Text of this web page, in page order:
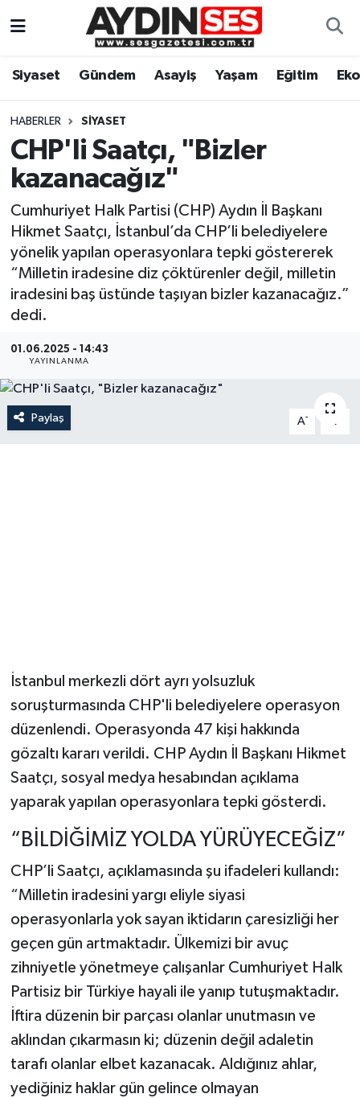
Siyaset Gündem Asayiş Yaşam Eğitim
HABERLER SIYASET
CHP'li Saatçı, "Bizler
kazanacağız"
Cumhuriyet Halk Partisi (CHP) Aydın İl Başkanı
Hikmet Saatçı, İstanbul’da CHP’li belediyelere
yönelik yapılan operasyonlara tepki göstererek
“Milletin iradesine diz çöktürenler değil, milletin
iradesini baş üstünde taşıyan bizler kazanacağız.”
dedi.
01.06.2025 - 14:43
YAYINLANMA
Paylaş A-
İstanbul merkezli dört ayrı yolsuzluk
soruşturmasında CHP'li belediyelere operasyon
düzenlendi. Operasyonda 47 kişi hakkında
gözaltı kararı verildi. CHP Aydın İl Başkanı Hikmet
Saatçı, sosyal medya hesabından açıklama
yaparak yapılan operasyonlara tepki gösterdi.
“BİLDİĞİMİZ YOLDA YÜRÜYECEĞİZ”
CHP’li Saatçı, açıklamasında şu ifadeleri kullandı:
“Milletin iradesini yargı eliyle siyasi
operasyonlarla yok sayan iktidarın çaresizliği her
geçen gün artmaktadır. Ülkemizi bir avuç
zihniyetle yönetmeye çalışanlar Cumhuriyet Halk
Partisiz bir Türkiye hayali ile yanıp tutuşmaktadır.
İftira düzenin bir parçası olanlar unutmasın ve
aklından çıkarmasın ki; düzenin değil adaletin
tarafı olanlar elbet kazanacak. Aldığınız ahlar,
yediğiniz haklar gün gelince olmayan
Gündem
Siyaset
Ekonomi
Yaşam
Eğitim
Spor
Aydın Hava Durumu
Aydin Namaz Vakitleri
Aydın Trafik Yoğunluk Haritası
Süper Lig Puan Durumu ve Fikstür
Tüm Manşetler
Haber Arşivi